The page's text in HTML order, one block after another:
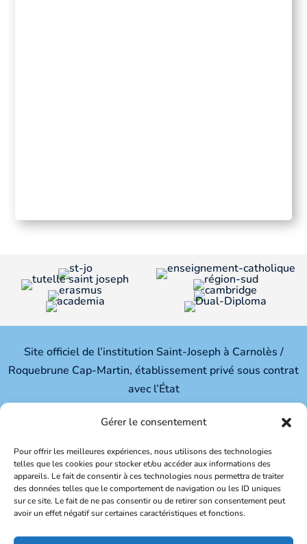
Gérer le consentement
Pour offrir les meilleures expériences, nous utilisons des technologies
telles que les cookies pour stocker et/ou accéder aux informations des
appareils. Le fait de consentir à ces technologies nous permettra de traiter
des données telles que le comportement de navigation ou les ID uniques
sur ce site. Le fait de ne pas consentir ou de retirer son consentement peut
avoir un effet négatif sur certaines caractéristiques et fonctions.
Site officiel de l’institution Saint-Joseph à Carnolès /
Roquebrune Cap-Martin, établissement privé sous contrat
avec l’État
Ecole – Collège – Lycée général et technologique
Institution Saint-Joseph
191, Avenue Aristide Briand
06190 Roquebrune Cap Martin